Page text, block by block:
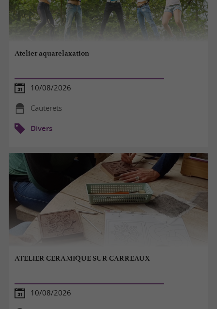
Atelier aquarelaxation
10/08/2026
Cauterets
Divers
ATELIER CERAMIQUE SUR CARREAUX
10/08/2026